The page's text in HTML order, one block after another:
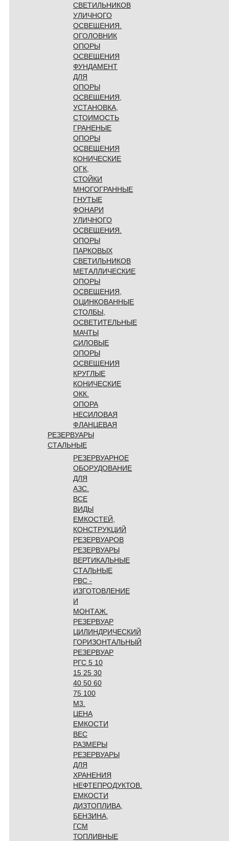
СВЕТИЛЬНИКОВ
УЛИЧНОГО
ОСВЕЩЕНИЯ.
ОГОЛОВНИК
ОПОРЫ
ОСВЕЩЕНИЯ
ФУНДАМЕНТ
ДЛЯ
ОПОРЫ
ОСВЕЩЕНИЯ,
УСТАНОВКА,
СТОИМОСТЬ
ГРАНЕНЫЕ
ОПОРЫ
ОСВЕЩЕНИЯ
КОНИЧЕСКИЕ
ОГК,
СТОЙКИ
МНОГОГРАННЫЕ
ГНУТЫЕ
ФОНАРИ
УЛИЧНОГО
ОСВЕЩЕНИЯ.
ОПОРЫ
ПАРКОВЫХ
СВЕТИЛЬНИКОВ
МЕТАЛЛИЧЕСКИЕ
ОПОРЫ
ОСВЕЩЕНИЯ,
ОЦИНКОВАННЫЕ
СТОЛБЫ,
ОСВЕТИТЕЛЬНЫЕ
МАЧТЫ
СИЛОВЫЕ
ОПОРЫ
ОСВЕЩЕНИЯ
КРУГЛЫЕ
КОНИЧЕСКИЕ
ОКК.
ОПОРА
НЕСИЛОВАЯ
ФЛАНЦЕВАЯ
РЕЗЕРВУАРЫ
СТАЛЬНЫЕ
РЕЗЕРВУАРНОЕ
ОБОРУДОВАНИЕ
ДЛЯ
АЗС.
ВСЕ
ВИДЫ
ЕМКОСТЕЙ,
КОНСТРУКЦИЙ
РЕЗЕРВУАРОВ
РЕЗЕРВУАРЫ
ВЕРТИКАЛЬНЫЕ
СТАЛЬНЫЕ
РВС -
ИЗГОТОВЛЕНИЕ
И
МОНТАЖ.
РЕЗЕРВУАР
ЦИЛИНДРИЧЕСКИЙ
ГОРИЗОНТАЛЬНЫЙ
РЕЗЕРВУАР
РГС 5 10
15 25 30
40 50 60
75 100
М3.
ЦЕНА
ЕМКОСТИ
ВЕС
РАЗМЕРЫ
РЕЗЕРВУАРЫ
ДЛЯ
ХРАНЕНИЯ
НЕФТЕПРОДУКТОВ.
ЕМКОСТИ
ДИЗТОПЛИВА,
БЕНЗИНА,
ГСМ
ТОПЛИВНЫЕ